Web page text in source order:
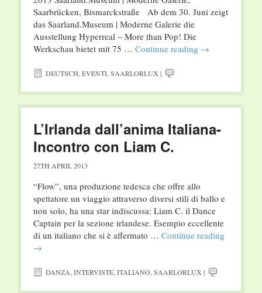
Saarbrücken, Bismarckstraße Ab dem 30. Juni zeigt
das Saarland.Museum | Moderne Galerie die
Ausstellung Hyperreal – More than Pop! Die
Werkschau bietet mit 75 … Continue reading →
DEUTSCH EVENTI, SAARLORLUX |
L’Irlanda dall’anima Italiana-
Incontro con Liam C.
27TH APRIL 2013
“Flow”, una produzione tedesca che offre allo
spettatore un viaggio attraverso diversi stili di ballo e
non solo, ha una star indiscussa: Liam C. il Dance
Captain per la sezione irlandese. Esempio eccellente
di un italiano che si è affermato … Continue reading
→
DANZA INTERVISTE, ITALIANO, SAARLORLUX |